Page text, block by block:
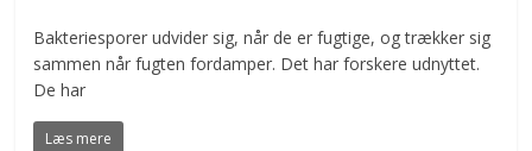
Bakteriesporer udvider sig, når de er fugtige, og trækker sig
sammen når fugten fordamper. Det har forskere udnyttet.
De har
Læs mere